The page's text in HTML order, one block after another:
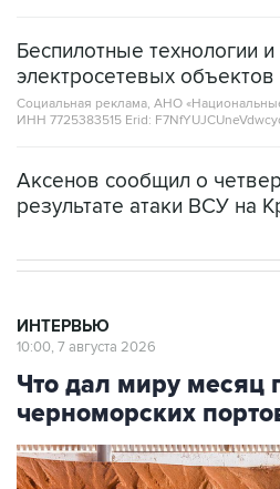
Беспилотные технологии
электросетевых
Социальная реклама, АНО
ИНН 7725383515 Erid:
Аксенов сообщил о
результате атаки ВСУ на
ИНТЕРВЬЮ
10:00, 7 августа 2026
Что дал миру месяц
черноморских